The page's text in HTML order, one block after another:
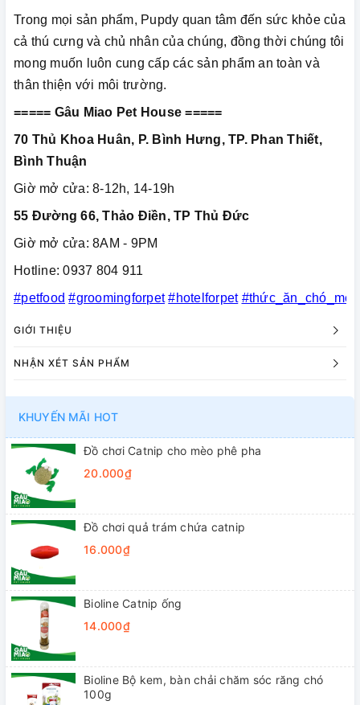
Trong mọi sản phẩm, Pupdy quan tâm đến sức khỏe của
cả thú cưng và chủ nhân của chúng, đồng thời chúng tôi
mong muốn luôn cung cấp các sản phẩm an toàn và
thân thiện với môi trường.
===== Gâu Miao Pet House =====
70 Thủ Khoa Huân, P. Bình Hưng, TP. Phan Thiết,
Bình Thuận
Giờ mở cửa: 8-12h, 14-19h
55 Đường 66, Thảo Điền, TP Thủ Đức
Giờ mở cửa: 8AM - 9PM
Hotline: 0937 804 911
#petfood #groomingforpet #hotelforpet #thức_ăn_chó_mèo
GIỚI THIỆU
NHẬN XÉT SẢN PHẨM
KHUYẾN MÃI HOT
Đồ chơi Catnip cho mèo phê pha
20.000₫
Đồ chơi quả trám chứa catnip
16.000₫
Bioline Catnip ống
14.000₫
Bioline Bộ kem, bàn chải chăm sóc răng chó
100g